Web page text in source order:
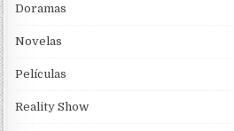
Doramas
Novelas
Películas
Reality Show